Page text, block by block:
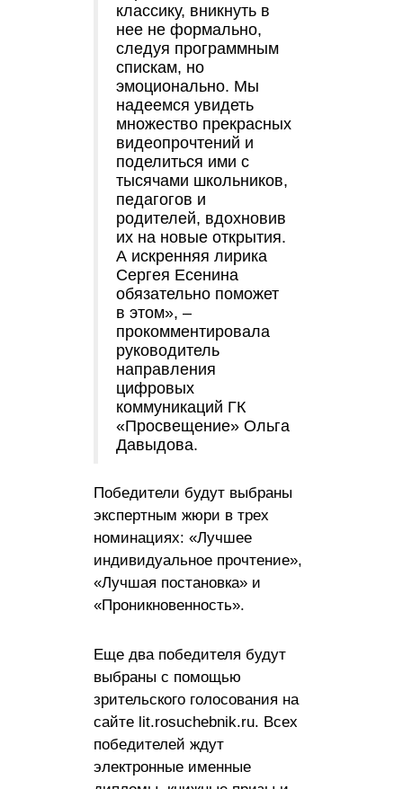
классику, вникнуть в
нее не формально,
следуя программным
спискам, но
эмоционально. Мы
надеемся увидеть
множество прекрасных
видеопрочтений и
поделиться ими с
тысячами школьников,
педагогов и
родителей, вдохновив
их на новые открытия.
А искренняя лирика
Сергея Есенина
обязательно поможет
в этом», –
прокомментировала
руководитель
направления
цифровых
коммуникаций ГК
«Просвещение» Ольга
Давыдова.
Победители будут выбраны
экспертным жюри в трех
номинациях: «Лучшее
индивидуальное прочтение»,
«Лучшая постановка» и
«Проникновенность».
Еще два победителя будут
выбраны с помощью
зрительского голосования на
сайте lit.rosuchebnik.ru. Всех
победителей ждут
электронные именные